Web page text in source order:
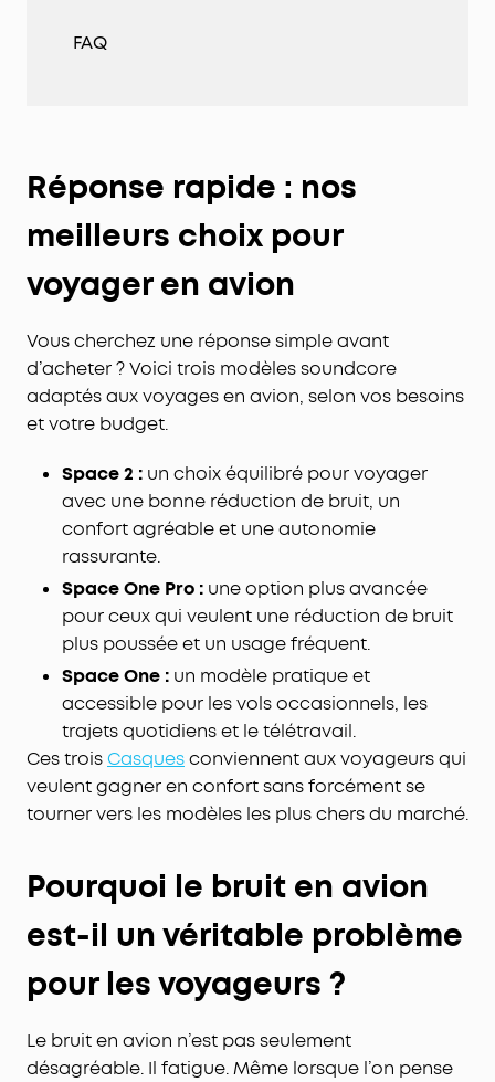
FAQ
Réponse rapide : nos
meilleurs choix pour
voyager en avion
Vous cherchez une réponse simple avant
d’acheter ? Voici trois modèles soundcore
adaptés aux voyages en avion, selon vos besoins
et votre budget.
Space 2 : un choix équilibré pour voyager
avec une bonne réduction de bruit, un
confort agréable et une autonomie
rassurante.
Space One Pro : une option plus avancée
pour ceux qui veulent une réduction de bruit
plus poussée et un usage fréquent.
Space One : un modèle pratique et
accessible pour les vols occasionnels, les
trajets quotidiens et le télétravail.
Ces troisCasquesconviennent aux voyageurs qui
veulent gagner en confort sans forcément se
tourner vers les modèles les plus chers du marché.
Pourquoi le bruit en avion
est-il un véritable problème
pour les voyageurs ?
Le bruit en avion n’est pas seulement
désagréable. Il fatigue. Même lorsque l’on pense